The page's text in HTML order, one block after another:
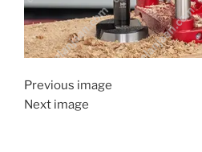
Previous image
Next image